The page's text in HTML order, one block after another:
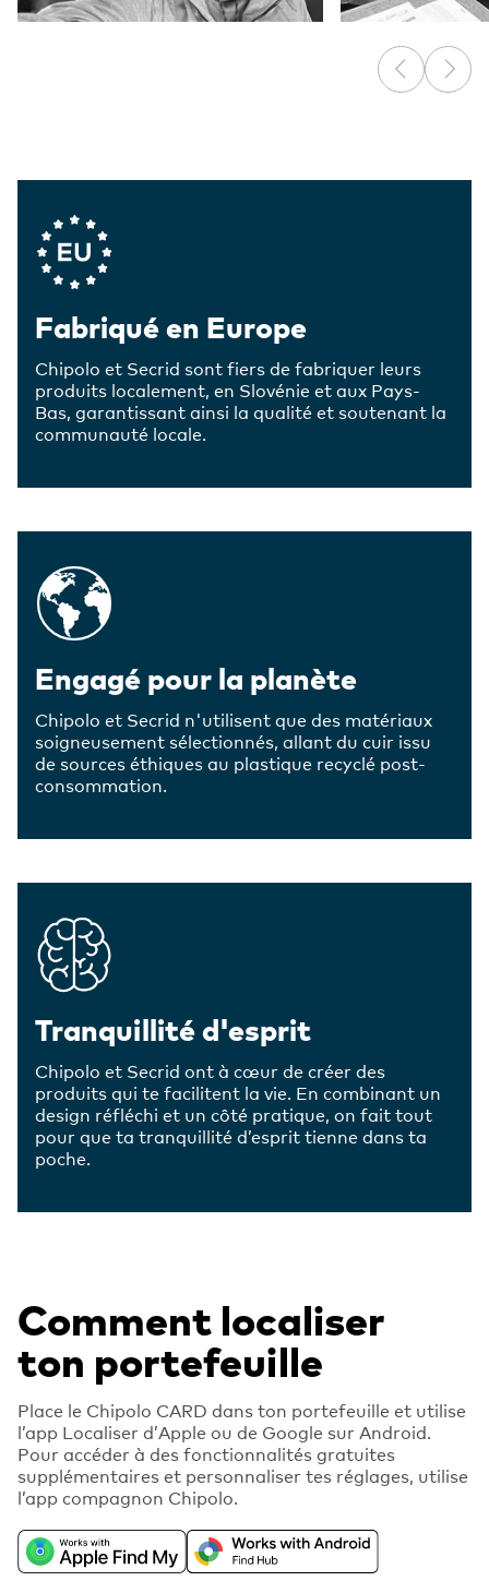
Fabriqué en Europe
Chipolo et Secrid sont fiers de fabriquer leurs
produits localement, en Slovénie et aux Pays-
Bas, garantissant ainsi la qualité et soutenant la
communauté locale.
Engagé pour la planète
Chipolo et Secrid n'utilisent que des matériaux
soigneusement sélectionnés, allant du cuir issu
de sources éthiques au plastique recyclé post-
consommation.
Tranquillité d'esprit
Chipolo et Secrid ont à cœur de créer des
produits qui te facilitent la vie. En combinant un
design réfléchi et un côté pratique, on fait tout
pour que ta tranquillité d’esprit tienne dans ta
poche.
Comment localiser
ton portefeuille
Place le Chipolo CARD dans ton portefeuille et utilise
l’app Localiser d’Apple ou de Google sur Android.
Pour accéder à des fonctionnalités gratuites
supplémentaires et personnaliser tes réglages, utilise
l’app compagnon Chipolo.